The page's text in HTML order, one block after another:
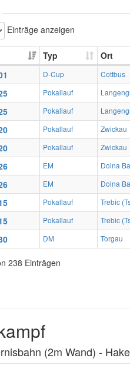
Einträge anzeigen
Typ
Ort
D-Cup Cottbus
Pokallauf
Pokallauf
Pokallauf Zwickau
Pokallauf Zwickau
EM Dolna
EM Dolna
Pokallauf Trebic
Pokallauf Trebic
DM Torgau
238 Einträgen
(2m Wand) ‐